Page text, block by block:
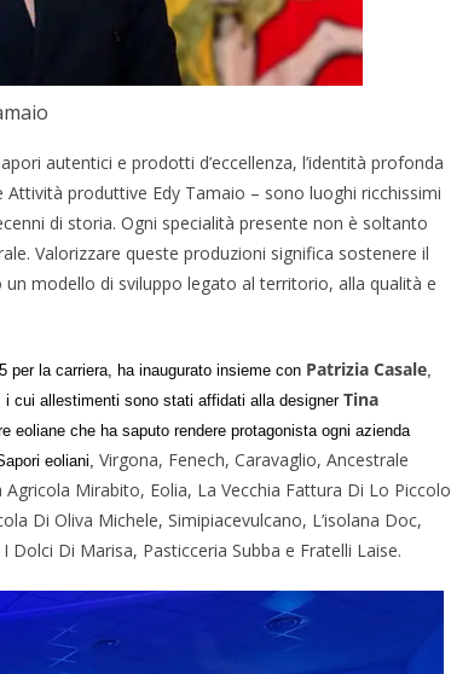
autentici e prodotti d’eccellenza, l’identità profonda
produttive Edy Tamaio – sono luoghi ricchissimi
di storia. Ogni specialità presente non è soltanto
Valorizzare queste produzioni significa sostenere il
modello di sviluppo legato al territorio, alla qualità e
per la carriera, ha inaugurato insieme con Patrizia Casale
cui allestimenti sono stati affidati alla designer Tina
eoliane che ha saputo rendere protagonista ogni azienda
eoliani,
Virgona, Fenech, Caravaglio, Ancestrale
Mirabito, Eolia, La Vecchia Fattura Di Lo Piccolo
Di Oliva Michele, Simipiacevulcano, L’isolana Doc,
Dolci Di Marisa, Pasticceria Subba e Fratelli Laise.